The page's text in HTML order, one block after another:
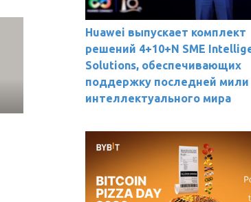
Huawei выпускает комплект
решений 4+10+N SME
Solutions, обеспечивающих
поддержку последней мили
интеллектуального мира